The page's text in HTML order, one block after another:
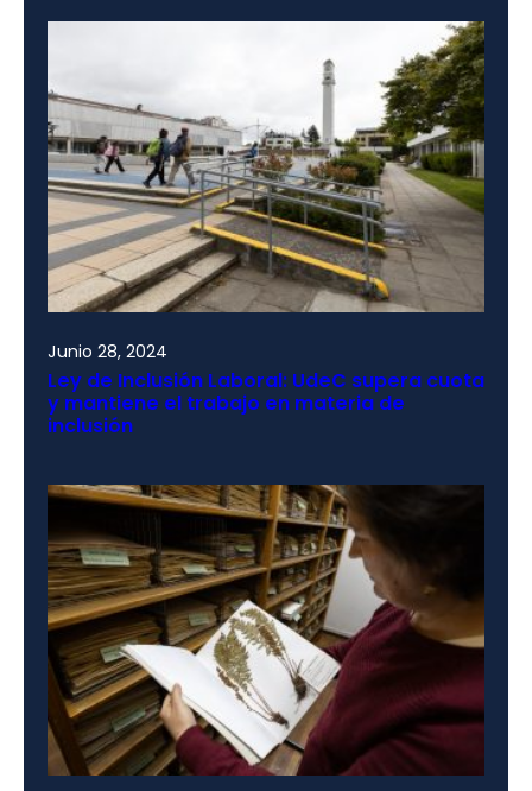
Junio 28, 2024
Ley de Inclusión Laboral: UdeC supera cuota
y mantiene el trabajo en materia de
inclusión